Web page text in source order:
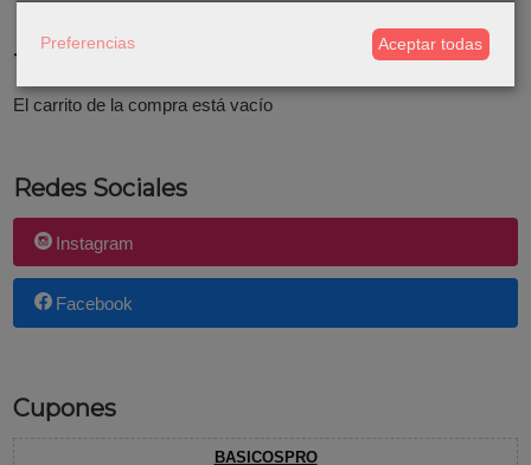
Tu Carrito (0)
El carrito de la compra está vacío
Redes Sociales
Instagram
Facebook
Cupones
BASICOSPRO
Preferencias Aceptar todas